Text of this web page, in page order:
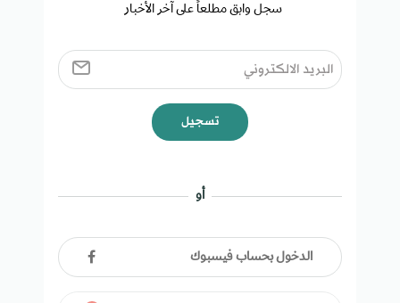
سجل وابق مطلعاً على آخر الأخبار ​
تسجيل
أو
الدخول بحساب فيسبوك